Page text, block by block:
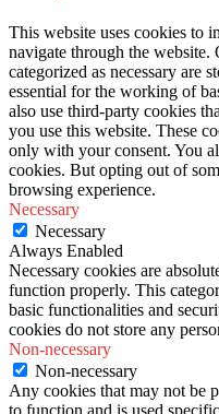
This website uses cookies to
navigate through the website.
categorized as necessary are
essential for the working of
also use third-party cookies
you use this website. These
only with your consent. You
cookies. But opting out of
browsing experience.
Necessary
Necessary
Always Enabled
Necessary cookies are
function properly. This
basic functionalities and
cookies do not store any
Non-necessary
Non-necessary
Any cookies that may not be
to function and is used